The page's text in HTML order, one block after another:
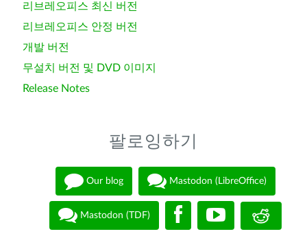
리브레오피스 최신 버전
리브레오피스 안정 버전
개발 버전
무설치 버전 및 DVD 이미지
Release Notes
팔로잉하기
Our blog Mastodon (LibreOffice)
Mastodon (TDF)